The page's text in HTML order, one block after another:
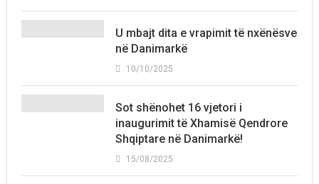
U mbajt dita e vrapimit të nxënësve
në Danimarkë
10/10/2025
Sot shënohet 16 vjetori i
inaugurimit të Xhamisë Qendrore
Shqiptare në Danimarkë!
15/08/2025